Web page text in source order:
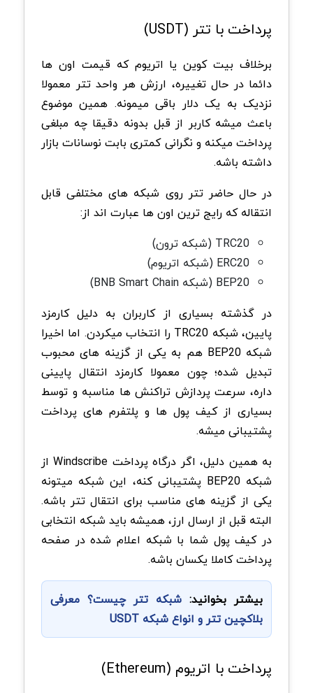
پرداخت با تتر (USDT)
برخلاف بیت کوین یا اتریوم که قیمت اون ها
دائما در حال تغییره، ارزش هر واحد تتر معمولا
نزدیک به یک دلار باقی میمونه. همین موضوع
باعث میشه کاربر از قبل بدونه دقیقا چه مبلغی
پرداخت میکنه و نگرانی کمتری بابت نوسانات بازار
داشته باشه.
در حال حاضر تتر روی شبکه های مختلفی قابل
انتقاله که رایج ترین اون ها عبارت اند از:
TRC20 (شبکه ترون)
ERC20 (شبکه اتریوم)
BEP20 (شبکه BNB Smart Chain)
در گذشته بسیاری از کاربران به دلیل کارمزد
پایین، شبکه TRC20 را انتخاب میکردن. اما اخیرا
شبکه BEP20 هم به یکی از گزینه های محبوب
تبدیل شده؛ چون معمولا کارمزد انتقال پایینی
داره، سرعت پردازش تراکنش ها مناسبه و توسط
بسیاری از کیف پول ها و پلتفرم های پرداخت
پشتیبانی میشه.
به همین دلیل، اگر درگاه پرداخت Windscribe از
شبکه BEP20 پشتیبانی کنه، این شبکه میتونه
یکی از گزینه های مناسب برای انتقال تتر باشه.
البته قبل از ارسال ارز، همیشه باید شبکه انتخابی
در کیف پول شما با شبکه اعلام شده در صفحه
پرداخت کاملا یکسان باشه.
بیشتر بخوانید: شبکه تتر چیست؟ معرفی
بلاکچین تتر و انواع شبکه USDT
پرداخت با اتریوم (Ethereum)